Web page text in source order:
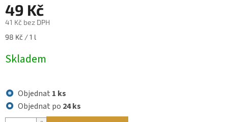
49 Kč
41 Kč bez DPH
Měrná
98 Kč / 1 l
Skladem
Objednat 1 ks
Objednat po 24 ks